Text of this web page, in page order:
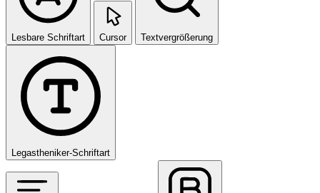
Lesbare Schriftart Cursor Textvergrößerung
Legastheniker-Schriftart